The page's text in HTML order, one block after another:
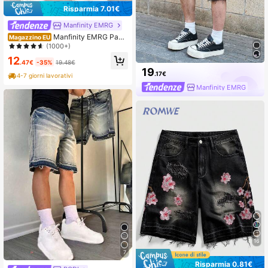
Risparmia 7.01€
Manfinity EMRG
Magazzino EU Manfinity EMRG Pant
aloncini in denim casual, ampi e co
(1000+)
12.47€ -35% 19.48€
4-7 giorni lavorativi
7
19.17€
Manfinity EMRG
16
Risparmia 0.81€